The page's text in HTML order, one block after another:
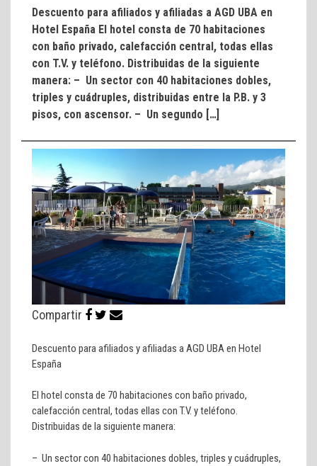
Descuento para afiliados y afiliadas a AGD UBA en
Hotel España El hotel consta de 70 habitaciones
con baño privado, calefacción central, todas ellas
con T.V. y teléfono. Distribuidas de la siguiente
manera: – Un sector con 40 habitaciones dobles,
triples y cuádruples, distribuidas entre la P.B. y 3
pisos, con ascensor. – Un segundo […]
Compartir
Descuento para afiliados y afiliadas a AGD UBA en Hotel
España
El hotel consta de 70 habitaciones con baño privado,
calefacción central, todas ellas con T.V. y teléfono.
Distribuidas de la siguiente manera:
– Un sector con 40 habitaciones dobles, triples y cuádruples,